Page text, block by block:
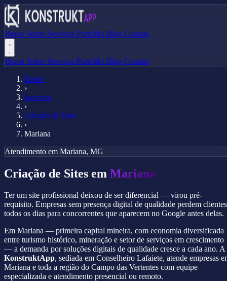
Home Sobre Serviços Portfólio Blog Contato
Home Sobre Serviços Portfólio Blog Contato
Home
›
Serviços
›
Criação de Sites
›
Mariana
Atendimento em Mariana, MG
Criação de Sites em Mariana
Ter um site profissional deixou de ser diferencial — virou pré-
requisito. Empresas sem presença digital de qualidade perdem clientes
todos os dias para concorrentes que aparecem no Google antes delas.
Em Mariana — primeira capital mineira, com economia diversificada
entre turismo histórico, mineração e setor de serviços em crescimento
— a demanda por soluções digitais de qualidade cresce a cada ano. A
KonstruktApp, sediada em Conselheiro Lafaiete, atende empresas
Mariana e toda a região do Campo das Vertentes com equipe
especializada e atendimento presencial ou remoto.